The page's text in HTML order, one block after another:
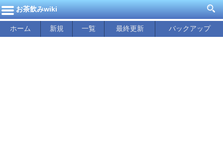
お茶飲みwiki
ホーム 新規 一覧 最終更新 バックアップ